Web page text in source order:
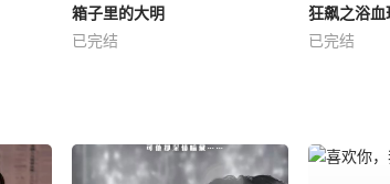
箱子里的大明
已完结
狂飙之浴血
已完结